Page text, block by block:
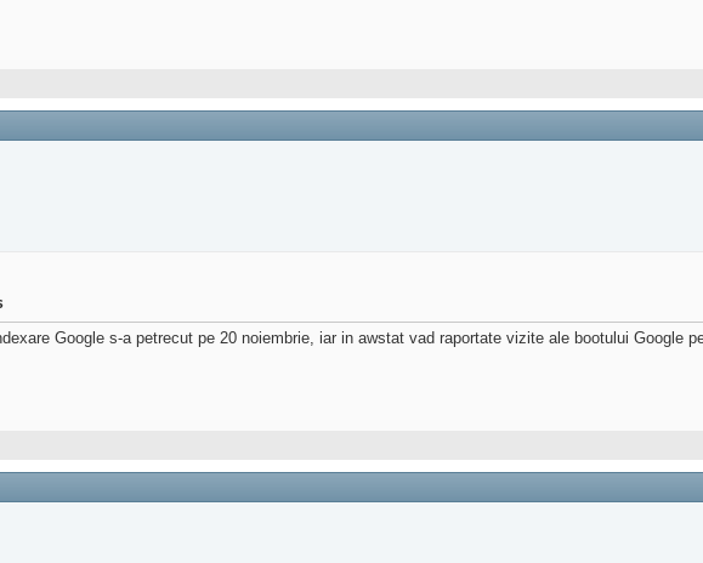
Google s-a petrecut pe 20 noiembrie, iar in awstat vad raportate vizite ale bootului Google